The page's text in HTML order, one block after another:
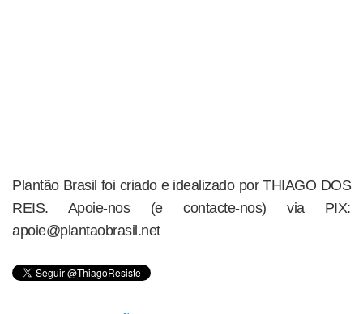
Plantão Brasil foi criado e idealizado por THIAGO DOS
REIS. Apoie-nos (e contacte-nos) via PIX:
apoie@plantaobrasil.net